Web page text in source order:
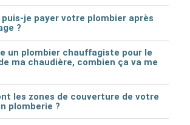
je payer votre plombier après
?
un plombier chauffagiste pour le
ma chaudière, combien ça va me
les zones de couverture de votre
plomberie ?